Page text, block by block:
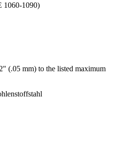
1060-1090)
(.05 mm) to the listed maximum